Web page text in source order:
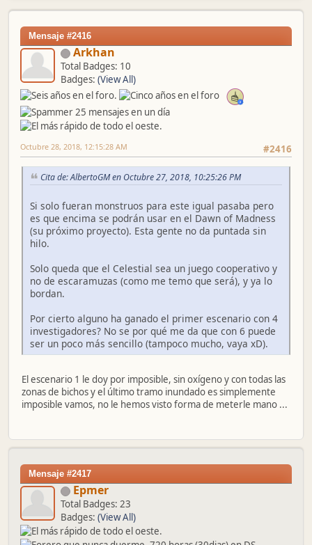
Mensaje #2416
Arkhan
Total Badges: 10
Badges: (View All)
#2416
Octubre 28, 2018, 12:15:28 AM
Cita de: AlbertoGM en Octubre 27, 2018, 10:25:26 PM
Si solo fueran monstruos para este igual pasaba pero
es que encima se podrán usar en el Dawn of Madness
(su próximo proyecto). Esta gente no da puntada sin
hilo.
Solo queda que el Celestial sea un juego cooperativo y
no de escaramuzas (como me temo que será), y ya lo
bordan.
Por cierto alguno ha ganado el primer escenario con 4
investigadores? No se por qué me da que con 6 puede
ser un poco más sencillo (tampoco mucho, vaya xD).
El escenario 1 le doy por imposible, sin oxígeno y con todas las
zonas de bichos y el último tramo inundado es simplemente
imposible vamos, no le hemos visto forma de meterle mano ...
Mensaje #2417
Epmer
Total Badges: 23
Badges: (View All)